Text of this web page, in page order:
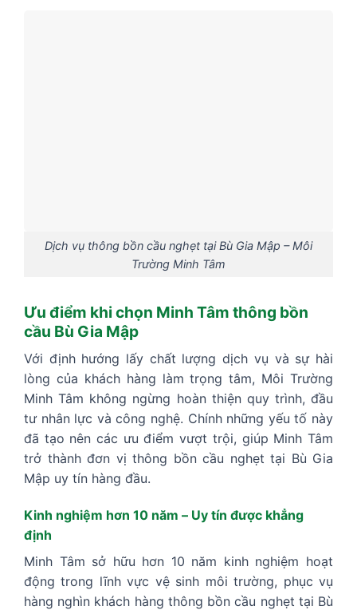
Dịch vụ thông bồn cầu nghẹt tại Bù Gia Mập – Môi
Trường Minh Tâm
Ưu điểm khi chọn Minh Tâm thông bồn
cầu Bù Gia Mập
Với định hướng lấy chất lượng dịch vụ và sự hài
lòng của khách hàng làm trọng tâm, Môi Trường
Minh Tâm không ngừng hoàn thiện quy trình, đầu
tư nhân lực và công nghệ. Chính những yếu tố này
đã tạo nên các ưu điểm vượt trội, giúp Minh Tâm
trở thành đơn vị thông bồn cầu nghẹt tại Bù Gia
Mập uy tín hàng đầu.
Kinh nghiệm hơn 10 năm – Uy tín được khẳng
định
Minh Tâm sở hữu hơn 10 năm kinh nghiệm hoạt
động trong lĩnh vực vệ sinh môi trường, phục vụ
hàng nghìn khách hàng thông bồn cầu nghẹt tại Bù